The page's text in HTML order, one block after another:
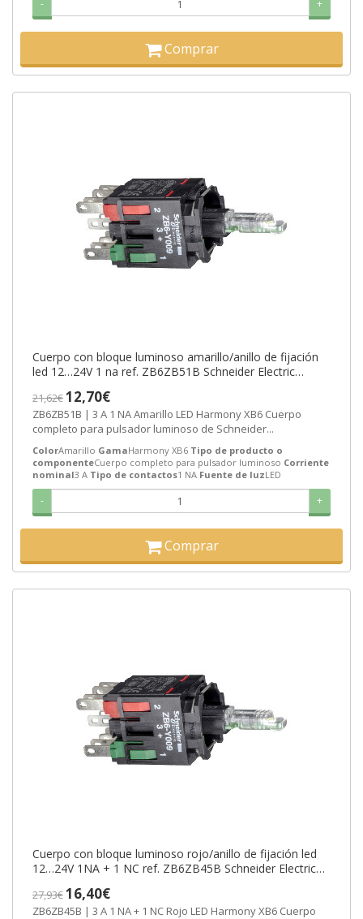
- +
Comprar
Cuerpo con bloque luminoso amarillo/anillo de fijación
led 12…24V 1 na ref. ZB6ZB51B Schneider Electric
21,62€12,70€
ZB6ZB51B | 3 A 1 NA Amarillo LED Harmony XB6 Cuerpo
completo para pulsador luminoso de Schneider...
ColorAmarillo GamaHarmony XB6 Tipo de producto o
componenteCuerpo completo para pulsador luminoso Corriente
nominal3 A Tipo de contactos1 NA Fuente de luzLED
- +
Comprar
Cuerpo con bloque luminoso rojo/anillo de fijación led
12…24V 1NA + 1 NC ref. ZB6ZB45B Schneider Electric
27,93€16,40€
ZB6ZB45B | 3 A 1 NA + 1 NC Rojo LED Harmony XB6 Cuerpo